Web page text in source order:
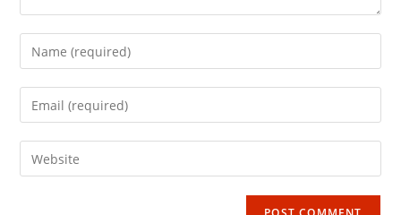
Enter
your
name
comment
Enter
your
email
address
Enter
your